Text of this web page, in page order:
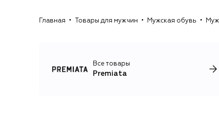
Главная
Товары для мужчин Мужская обувь
Все товары
Premiata